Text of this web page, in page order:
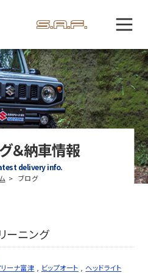
＆納車情報
delivery info.
ブログ
ーニング
ーナ富津 ビップオート ヘッドライト